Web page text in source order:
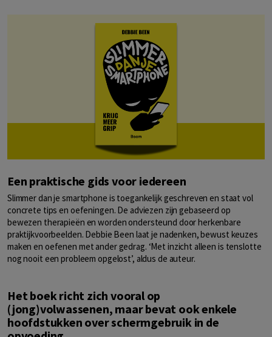
Een praktische gids voor iedereen
Slimmer dan je smartphone is toegankelijk geschreven en staat vol
concrete tips en oefeningen. De adviezen zijn gebaseerd op
bewezen therapieën en worden ondersteund door herkenbare
praktijkvoorbeelden. Debbie Been laat je nadenken, bewust keuzes
maken en oefenen met ander gedrag. ‘Met inzicht alleen is tenslotte
nog nooit een probleem opgelost’, aldus de auteur.
Het boek richt zich vooral op
(jong)volwassenen, maar bevat ook enkele
hoofdstukken over schermgebruik in de